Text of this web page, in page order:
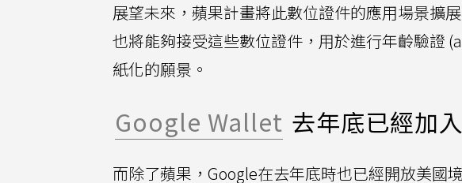
展望未來，蘋果計畫將此數位證件的應用場景擴
也將能夠接受這些數位證件，用於進行年齡驗證
紙化的願景。
Google Wallet 去年底已經加
而除了蘋果，Google在去年底時也已經開放美國